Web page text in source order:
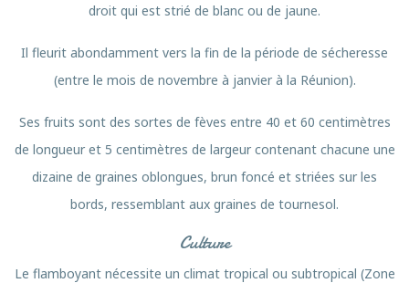
droit qui est strié de blanc ou de jaune.
Il fleurit abondamment vers la fin de la période de sécheresse
(entre le mois de novembre à janvier à la Réunion).
Ses fruits sont des sortes de fèves entre 40 et 60 centimètres
de longueur et 5 centimètres de largeur contenant chacune une
dizaine de graines oblongues, brun foncé et striées sur les
bords, ressemblant aux graines de tournesol.
Culture
Le flamboyant nécessite un climat tropical ou subtropical (Zone